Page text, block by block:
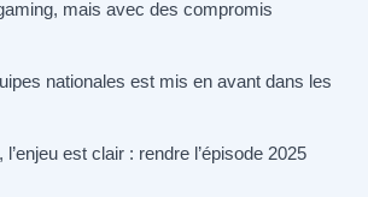
mais avec des compromis
nationales est mis en avant dans les
est clair : rendre l’épisode 2025